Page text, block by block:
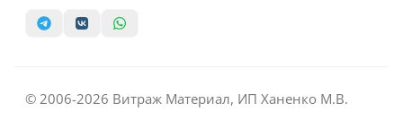
© 2006-2026 Витраж Материал, ИП Ханенко М.В.